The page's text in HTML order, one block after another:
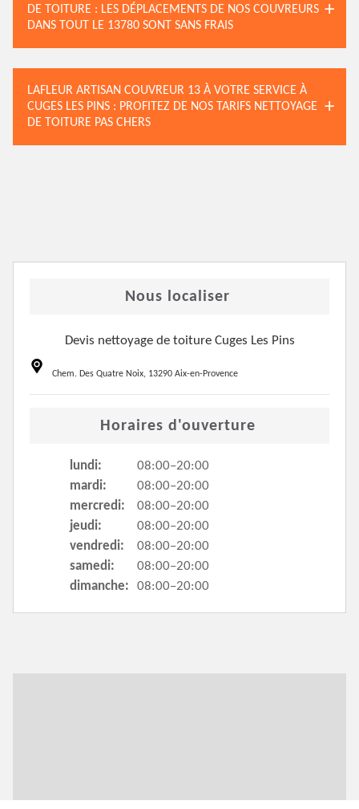
DE TOITURE : LES DÉPLACEMENTS DE NOS COUVREURS
DANS TOUT LE 13780 SONT SANS FRAIS
LAFLEUR ARTISAN COUVREUR 13 À VOTRE SERVICE À
CUGES LES PINS : PROFITEZ DE NOS TARIFS NETTOYAGE
DE TOITURE PAS CHERS
Nous localiser
Devis nettoyage de toiture Cuges Les Pins
Chem. Des Quatre Noix, 13290 Aix-en-Provence
Horaires d'ouverture
lundi:
08:00–20:00
mardi:
08:00–20:00
mercredi:
08:00–20:00
jeudi:
08:00–20:00
vendredi:
08:00–20:00
samedi:
08:00–20:00
dimanche:
08:00–20:00